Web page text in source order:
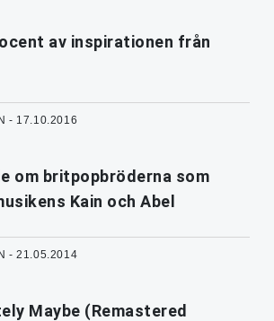
av inspirationen från
- 17.10.2016
om britpopbröderna som
Kain och Abel
- 21.05.2014
Maybe (Remastered